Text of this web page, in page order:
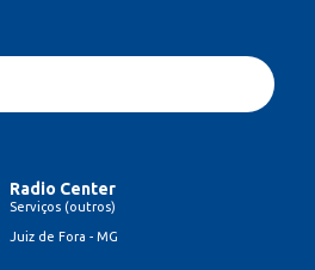
Radio Center
Serviços (outros)
Juiz de Fora - MG